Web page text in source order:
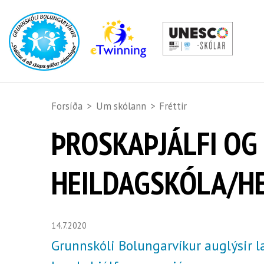
ÞROSKAÞJÁLFI
HEILDAGSKÓLA/
14.7.2020
Grunnskóli Bolungarvíkur auglýsir
Forsíða > Um skólann > Fréttir